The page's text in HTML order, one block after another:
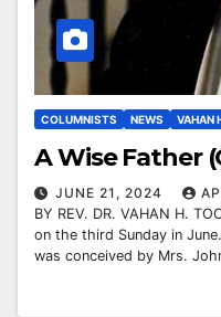
COLUMNISTS NEWS VAHAN
A Wise Father
JUNE 21, 2024
BY REV. DR. VAHAN H.
on the third Sunday in
was conceived by Mrs.